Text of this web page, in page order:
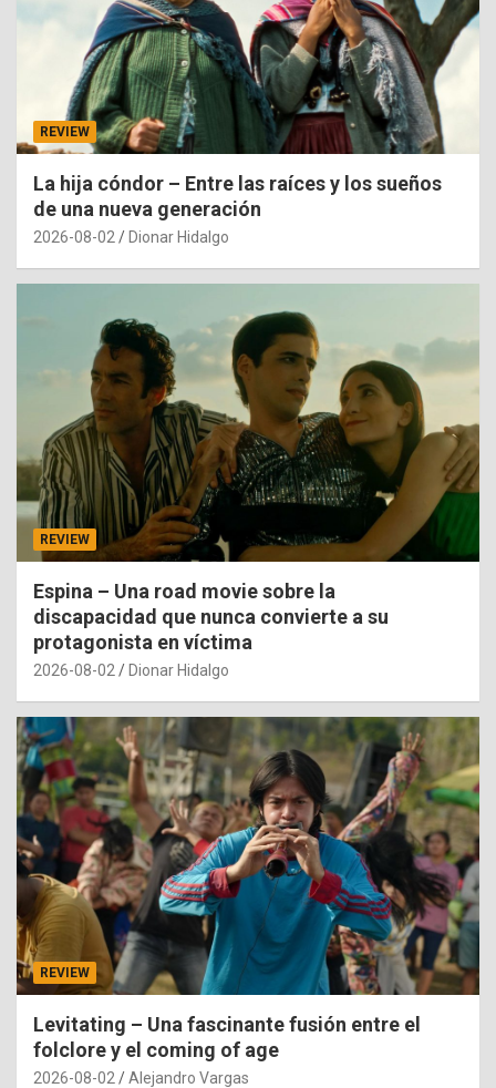
REVIEW
La hija cóndor – Entre las raíces y los sueños
de una nueva generación
2026-08-02 Dionar Hidalgo
REVIEW
Espina – Una road movie sobre la
discapacidad que nunca convierte a su
protagonista en víctima
2026-08-02 Dionar Hidalgo
REVIEW
Levitating – Una fascinante fusión entre el
folclore y el coming of age
2026-08-02 Alejandro Vargas